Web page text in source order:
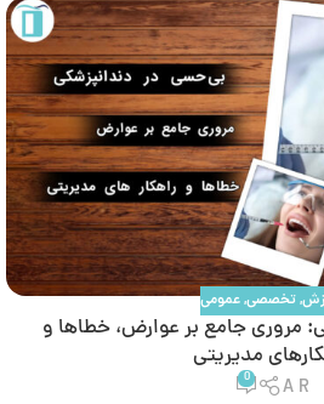
,تخصصی,عمومی
مروری جامع بر عوارض، خطاها و
مدیریتی
A R
0